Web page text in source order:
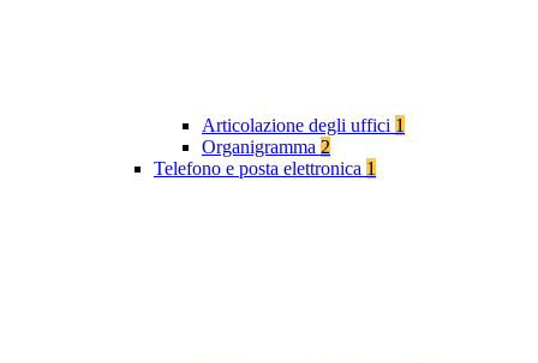
Articolazione degli uffici 1
Organigramma 2
Telefono e posta elettronica 1